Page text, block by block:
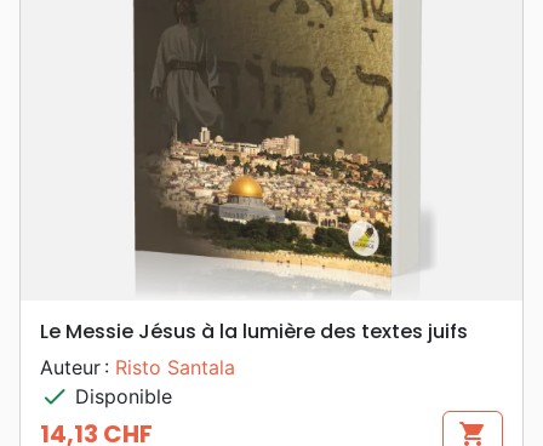
Le Messie Jésus à la lumière des textes juifs
Auteur : Risto Santala
check Disponible
14,13 CHF shopping_cart